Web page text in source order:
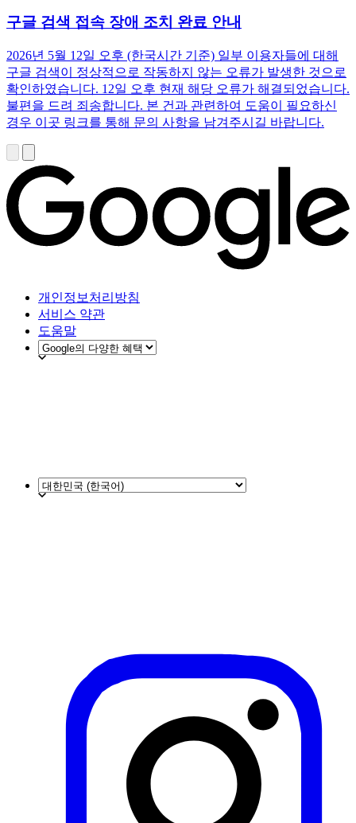
구글 검색 접속 장애 조치 완료 안내
2026년 5월 12일 오후 (한국시간 기준) 일부 이용자들에 대해
구글 검색이 정상적으로 작동하지 않는 오류가 발생한 것으로
확인하였습니다. 12일 오후 현재 해당 오류가 해결되었습니다.
불편을 드려 죄송합니다. 본 건과 관련하여 도움이 필요하신
경우 이곳 링크를 통해 문의 사항을 남겨주시길 바랍니다.
개인정보처리방침
서비스 약관
도움말